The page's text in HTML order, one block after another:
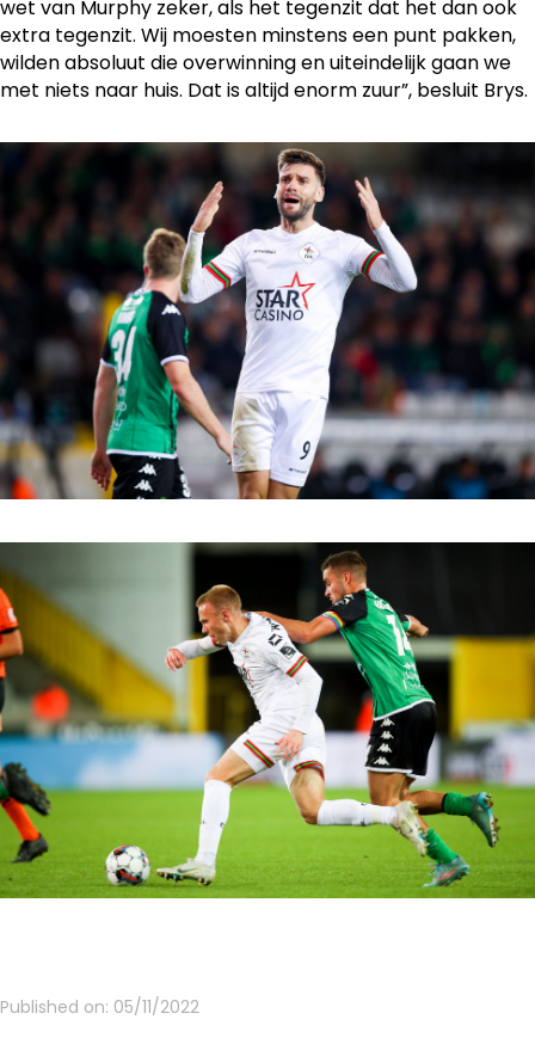
wet van Murphy zeker, als het tegenzit dat het dan ook
extra tegenzit. Wij moesten minstens een punt pakken,
wilden absoluut die overwinning en uiteindelijk gaan we
met niets naar huis. Dat is altijd enorm zuur”, besluit Brys.
Published on: 05/11/2022